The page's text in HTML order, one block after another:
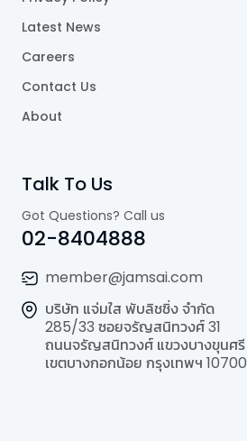
Latest News
Careers
Contact Us
About
Talk To Us
Got Questions? Call us
02-8404888
member@jamsai.com
บริษัท แจ่มใส พับลิชชิ่ง จำกัด
285/33 ซอยจรัญสนิทวงศ์ 31
ถนนจรัญสนิทวงศ์ แขวงบางขุนศรี
เขตบางกอกน้อย กรุงเทพฯ 10700